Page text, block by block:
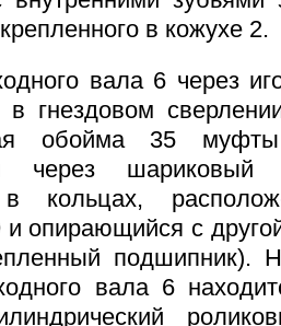
в кожухе 2.
вала 6 через
в гнездовом
обойма 35 муфты
через
в кольцах,
опирающийся с
подшипник).
вала 6